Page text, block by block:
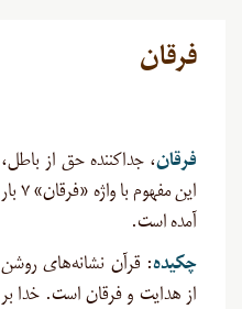
فرقان
فرقان، جداکننده حق از باطل،
این مفهوم با واژه «فرقان» ۷ بار
آمده است.
چکیده: قرآن نشانه‌های روشن
از هدایت و فرقان است. خدا بر